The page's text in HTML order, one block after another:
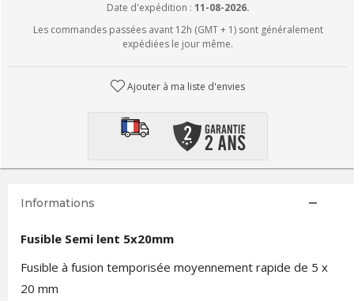
Date d'expédition : 11-08-2026.
Les commandes passées avant 12h (GMT + 1) sont généralement
expédiées le jour même.
Ajouter à ma liste d'envies
Informations
Fusible Semi lent 5x20mm
Fusible à fusion temporisée moyennement rapide de 5 x
20 mm